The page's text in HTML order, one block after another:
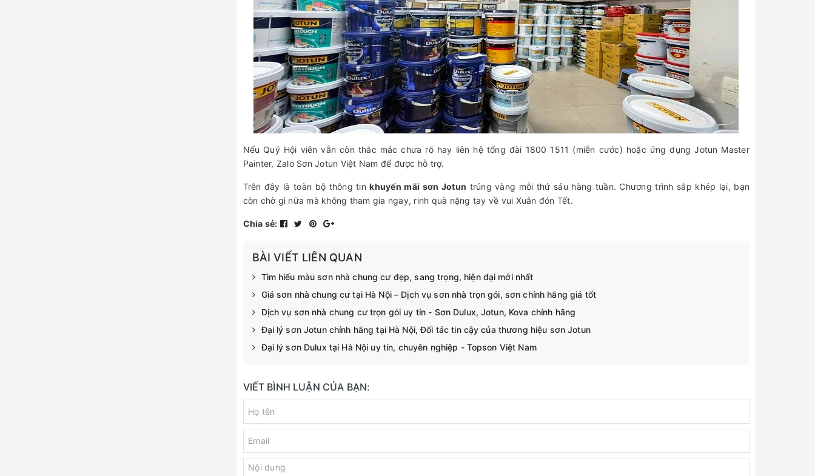
Nếu Quý Hội viên vẫn còn thắc mắc chưa rõ hay liên hệ tổng đài 1800 1511 (miễn cước) hoặc ứng dụng Jotun Master
Painter, Zalo Sơn Jotun Việt Nam để được hỗ trợ.
Trên đây là toàn bộ thông tinkhuyến mãi sơn Jotun trúng vàng mỗi thứ sáu hàng tuần. Chương trình sắp khép lại, bạn
còn chờ gì nữa mà không tham gia ngay, rinh quà nặng tay về vui Xuân đón Tết.
Chia sẻ:
BÀI VIẾT LIÊN QUAN
Tìm hiểu màu sơn nhà chung cư đẹp, sang trọng, hiện đại mới nhất
Giá sơn nhà chung cư tại Hà Nội – Dịch vụ sơn nhà trọn gói, sơn chính hãng giá tốt
Dịch vụ sơn nhà chung cư trọn gói uy tín - Sơn Dulux, Jotun, Kova chính hãng
Đại lý sơn Jotun chính hãng tại Hà Nội, Đối tác tin cậy của thương hiệu sơn Jotun
Đại lý sơn Dulux tại Hà Nội uy tín, chuyên nghiệp - Topson Việt Nam
VIẾT BÌNH LUẬN CỦA BẠN: